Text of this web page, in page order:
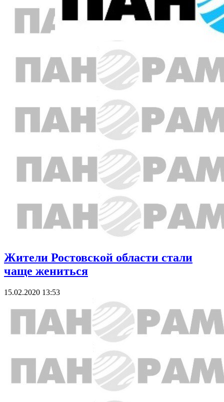
Жители Ростовской области стали
чаще жениться
15.02.2020 13:53